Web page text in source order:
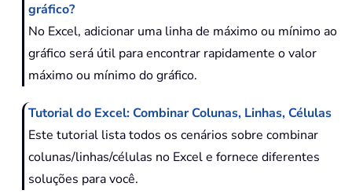
gráfico?
No Excel, adicionar uma linha de máximo ou mínimo ao
gráfico será útil para encontrar rapidamente o valor
máximo ou mínimo do gráfico.
Tutorial do Excel: Combinar Colunas, Linhas, Células
Este tutorial lista todos os cenários sobre combinar
colunas/linhas/células no Excel e fornece diferentes
soluções para você.